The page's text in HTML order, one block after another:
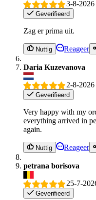
3-8-2026
Geverifieerd
Zag er prima uit.
Nuttig Reageer
Daria Kuzevanova
2-8-2026
Geverifieerd
Very happy with my
everything arrived in
again.
Nuttig Reageer
petrana borisova
25-7-
Geverifieerd